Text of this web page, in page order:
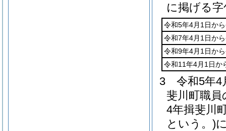
に掲げる
令和5年4月1日か
令和7年4月1日か
令和9年4月1日か
令和11年4月1日か
3
令和5年4
斐川町職
4年揖斐川
という。)